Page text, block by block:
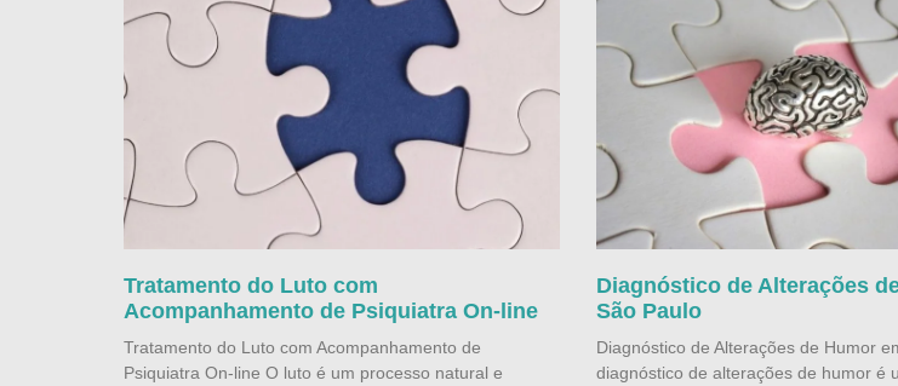
Tratamento do Luto com
Acompanhamento de Psiquiatra On-line
Tratamento do Luto com Acompanhamento de
Psiquiatra On-line O luto é um processo natural e
Diagnóstico de Alterações
São Paulo
Diagnóstico de Alterações de Humor
diagnóstico de alterações de humor é